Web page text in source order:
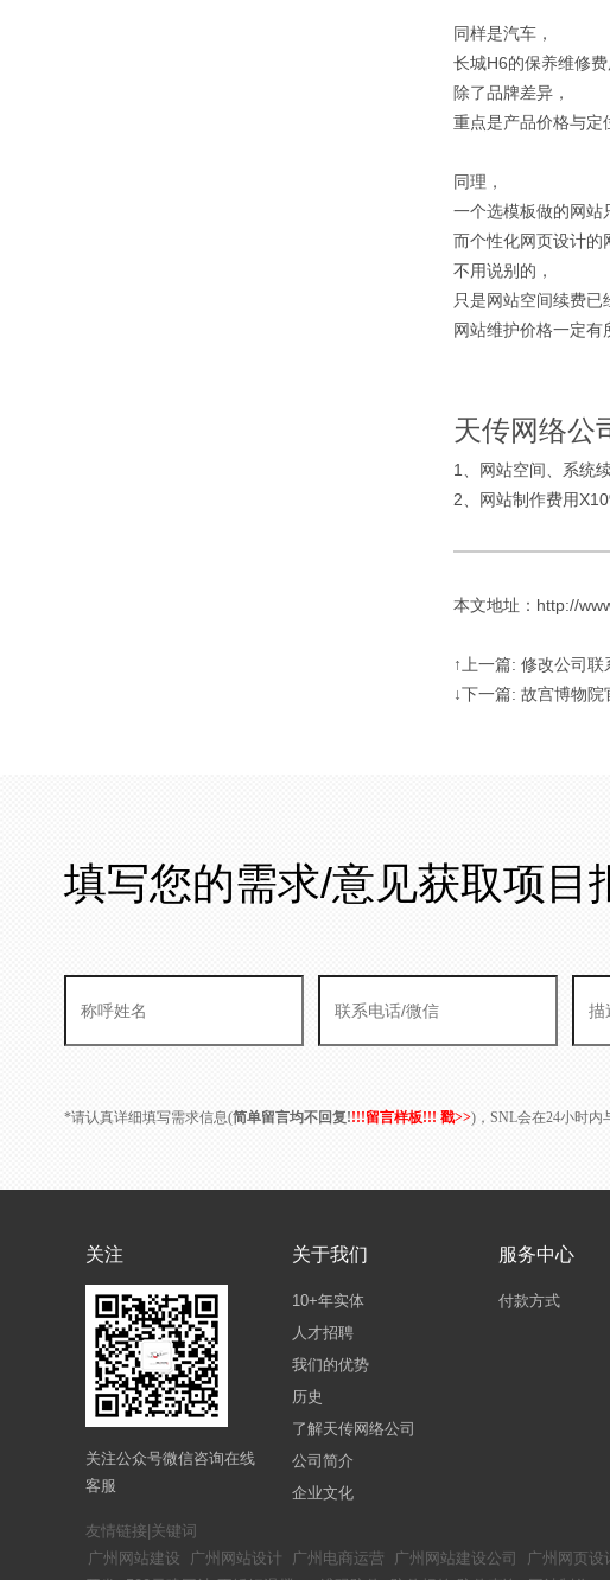
同样是汽车，
长城H6的保养维修
除了品牌差异，
重点是产品价格与定
同理，
一个选模板做的网站
而个性化网页设计的
不用说别的，
只是网站空间续费已
网站维护价格一定有
天传网络公
1、网站空间、系统
2、网站制作费用
本文地址：http://
↑上一篇: 修改公司
↓下一篇: 故宫博物
填写您的需求/意见获取项目
*请认真详细填写需求信息(简单留言均不回复!!!!留言样板!!! 戳>>)，SNL会在24小时内
关注
关注公众号微信咨询在线
客服
关于我们
10+年实体
人才招聘
我们的优势
历史
了解天传网络公司
公司简介
企业文化
服务中心
付款方式
友情链接|关键词
广州网站建设
广州网站设计 广州电商运营 广州网站建设公司 广州网页设